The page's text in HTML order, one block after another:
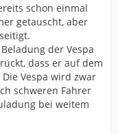
schon einmal
getauscht, aber
der Vespa
dass er auf dem
Vespa wird zwar
schweren Fahrer
bei weitem